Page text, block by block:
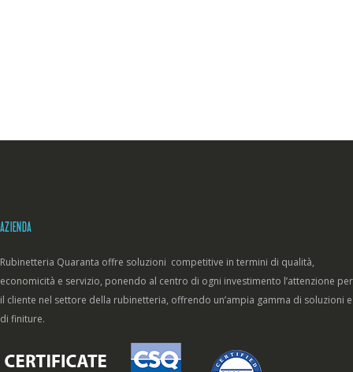
AZIENDA
Rubinetteria Quaranta offre soluzioni competitive in termini di qualità,
economicità e servizio, ponendo al centro di ogni investimento l’attenzione per
il cliente nel settore della rubinetteria, offrendo un’ampia gamma di soluzioni e
di finiture.